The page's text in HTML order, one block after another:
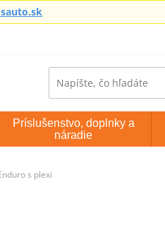
Príslušenstvo, doplnky a
náradie
s plexi